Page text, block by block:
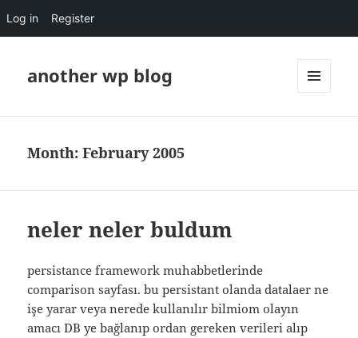
Log in Register
another wp blog
Month:February 2005
neler neler buldum
persistance framework muhabbetlerinde
comparison sayfası. bu persistant olanda datalaer ne
işe yarar veya nerede kullanılır bilmiom olayın
amacı DB ye bağlanıp ordan gereken verileri alıp